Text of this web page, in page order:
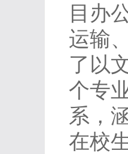
目办
运输
了以
个专
系，
在校